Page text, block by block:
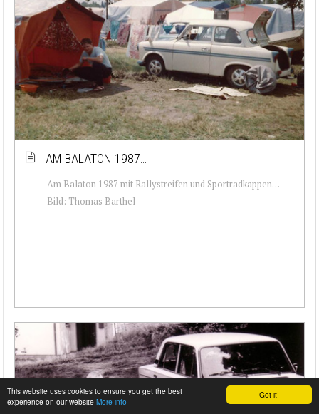
Got it!
This website uses cookies to ensure you get the best
experience on our website More info
AM BALATON 1987…
Am Balaton 1987 mit Rallystreifen und Sportradkappen…
Bild: Thomas Barthel‎